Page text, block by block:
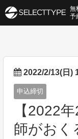
2022/2/13(日)
申込締切
【2022
師がおく
無
予